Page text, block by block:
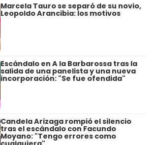
Marcela Tauro se separó de su novio,
Leopoldo Arancibia: los motivos
Escándalo en A la Barbarossa tras la
salida de una panelista y una nueva
incorporación: "Se fue ofendida"
Candela Arizaga rompió el silencio
tras el escándalo con Facundo
Moyano: "Tengo errores como